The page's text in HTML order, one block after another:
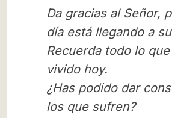
Da gracias al Señor,
día está llegando a
Recuerda todo lo
vivido hoy.
¿Has podido dar
los que sufren?